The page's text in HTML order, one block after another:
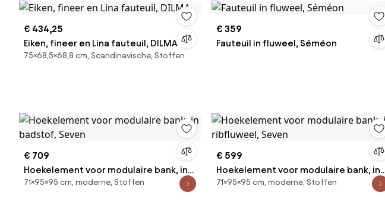
€ 434,25
Eiken, fineer en Lina fauteuil, DILMA
75×68,5×68,8 cm, Scandinavische, Stoffen
€ 359
Fauteuil in fluweel, Séméon
€ 709
Hoekelement voor modulaire bank, in
badstof, Seven
71×95×95 cm, moderne, Stoffen
€ 599
Hoekelement voor modulaire bank, in
ribfluweel, Seven
71×95×95 cm, moderne, Stoffen